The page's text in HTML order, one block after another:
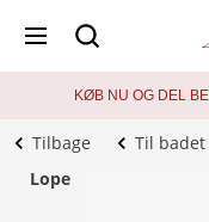
KØB NU OG DEL
Tilbage
Til badet
Lope